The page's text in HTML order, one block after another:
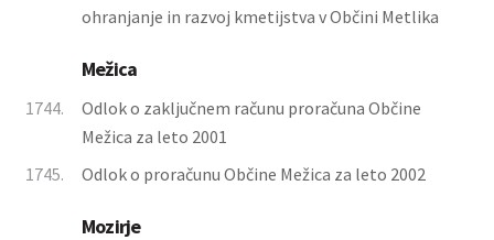
ohranjanje in razvoj kmetijstva v Občini Metlika
Mežica
1744.
Odlok o zaključnem računu proračuna Občine
Mežica za leto 2001
1745.
Odlok o proračunu Občine Mežica za leto 2002
Mozirje